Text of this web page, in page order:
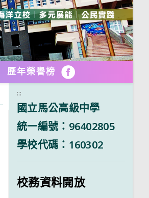
歷年榮譽榜 FB
:::
國立馬公高級中學
統一編號：96402805
學校代碼：160302
校務資料開放